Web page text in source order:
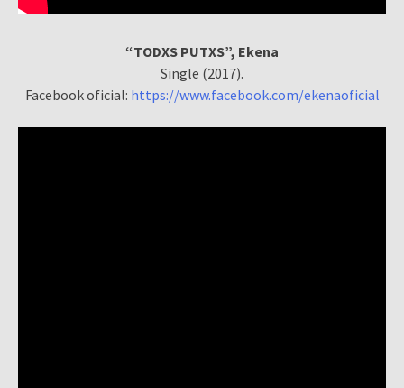
“TODXS PUTXS”, Ekena
Single (2017).
Facebook oficial: https://www.facebook.com/ekenaoficial